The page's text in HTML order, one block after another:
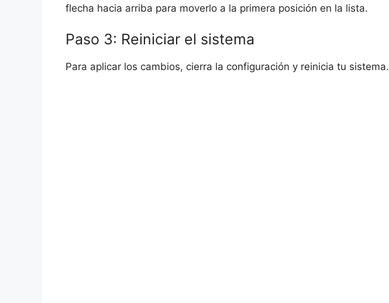
flecha hacia arriba para moverlo a la primera posición en la lista.
Paso 3: Reiniciar el sistema
Para aplicar los cambios, cierra la configuración y reinicia tu sistema.